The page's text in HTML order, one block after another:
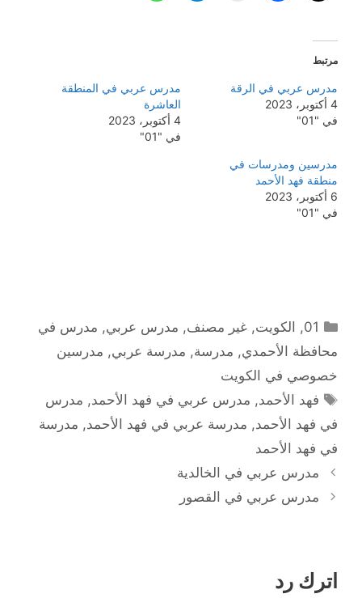
مرتبط
مدرس عربي في الرقة
4 أكتوبر، 2023
في "01"
مدرس عربي في المنطقة
العاشرة
4 أكتوبر، 2023
في "01"
مدرسين ومدرسات في
منطقة فهد الأحمد
6 أكتوبر، 2023
في "01"
التصنيفات
01
, الكويت,غير مصنف, مدرس عربي, مدرس في
محافظة الأحمدي, مدرسة, مدرسة عربي, مدرسين
خصوصي في الكويت
الوسوم
فهد الأحمد, مدرس عربي في فهد الأحمد, مدرس
في فهد الأحمد, مدرسة عربي في فهد الأحمد, مدرسة
في فهد الأحمد
مدرس عربي في الخالدية
مدرس عربي في القصور
اترك رد